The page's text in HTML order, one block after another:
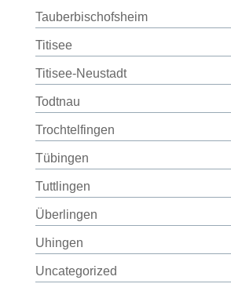
Tauberbischofsheim
Titisee
Titisee-Neustadt
Todtnau
Trochtelfingen
Tübingen
Tuttlingen
Überlingen
Uhingen
Uncategorized